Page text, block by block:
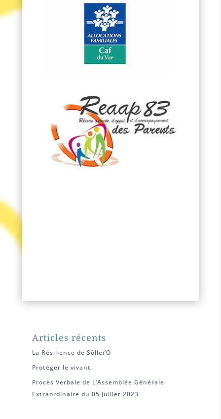
Articles récents
La Résilience de Sôllei’O
Protéger le vivant
Procès Verbale de L’Assemblée Générale
Extraordinaire du 05 Juillet 2023